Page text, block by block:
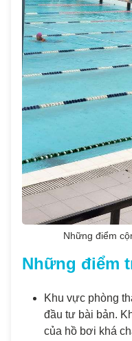
Những điểm
Những điểm
Khu vực phòng
đầu tư bài bản.
của hồ bơi khá